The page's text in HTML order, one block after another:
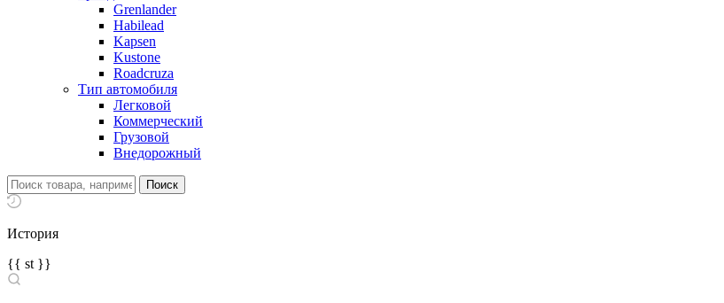
Grenlander
Habilead
Kapsen
Kustone
Roadcruza
Тип автомобиля
Легковой
Коммерческий
Грузовой
Внедорожный
История
{{ st }}